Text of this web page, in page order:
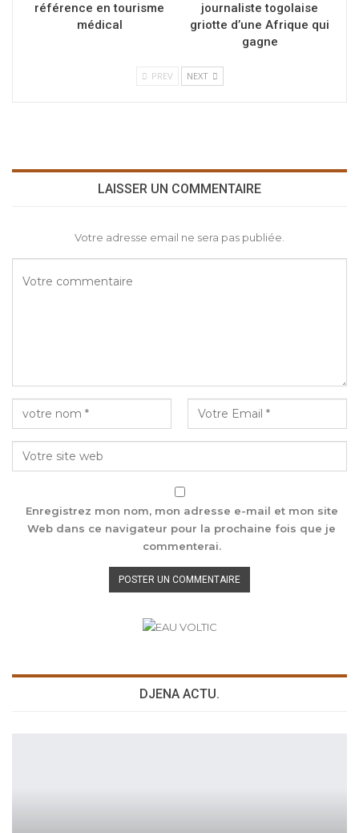
référence en tourisme
médical
journaliste togolaise
griotte d’une Afrique qui
gagne
PREV NEXT
LAISSER UN COMMENTAIRE
Votre adresse email ne sera pas publiée.
Enregistrez mon nom, mon adresse e-mail et mon site
Web dans ce navigateur pour la prochaine fois que je
commenterai.
DJENA ACTU.